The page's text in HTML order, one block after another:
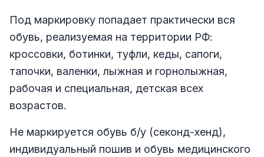
Под маркировку попадает практически вся
обувь, реализуемая на территории РФ:
кроссовки, ботинки, туфли, кеды, сапоги,
тапочки, валенки, лыжная и горнолыжная,
рабочая и специальная, детская всех
возрастов.
Не маркируется обувь б/у (секонд-хенд),
индивидуальный пошив и обувь медицинского